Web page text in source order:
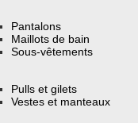
Pantalons
Maillots de bain
Sous-vêtements
Pulls et gilets
Vestes et manteaux